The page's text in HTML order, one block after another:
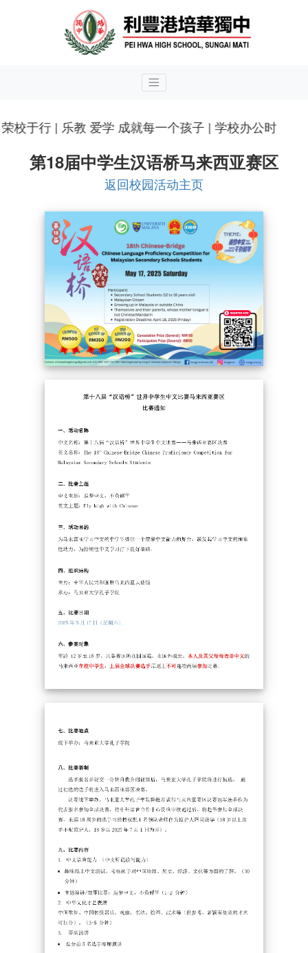
于行 | 乐教 爱学 成就每一个孩子 | 学校办公时间：星
第18届中学生汉语桥马来西亚赛区
返回校园活动主页